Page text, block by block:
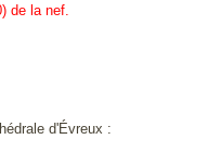
de la nef.
d'Évreux :